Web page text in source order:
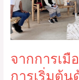
จากการเมื
การเริ่มต้น
สู่
การ
เริ่ม
ด้วย